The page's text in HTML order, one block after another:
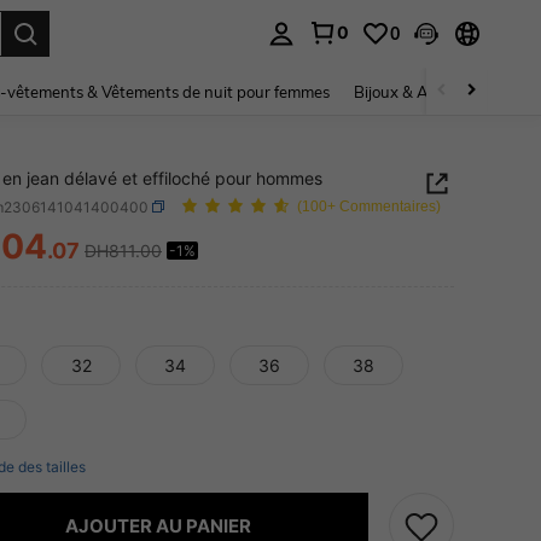
0 0
vêtements & Vêtements de nuit pour femmes Bijoux & Accessoires pour
jean délavé et effiloché pour hommes
(100+ Commentaires)
AND AVAILABILITY
.07 DH811.00 -1%
32 34 36 38
des tailles
AJOUTER AU PANIER